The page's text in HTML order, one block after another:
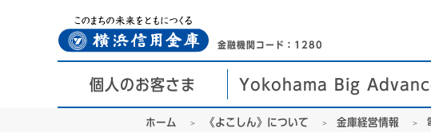
金融機関コード：1280
個人のお客さま Yokohama Big
ホーム 《よこしん》について 金庫経営情報